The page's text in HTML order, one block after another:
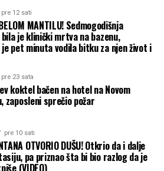
pre 12 sati
MANTILU! Sedmogodišnja
je klinički mrtva na bazenu,
pet minuta vodila bitku za njen život i
pre 23 sata
koktel bačen na hotel na Novom
zaposleni sprečio požar
pre 10 sati
OTVORIO DUŠU! Otkrio da i dalje
pa priznao šta bi bio razlog da je
(VIDEO)